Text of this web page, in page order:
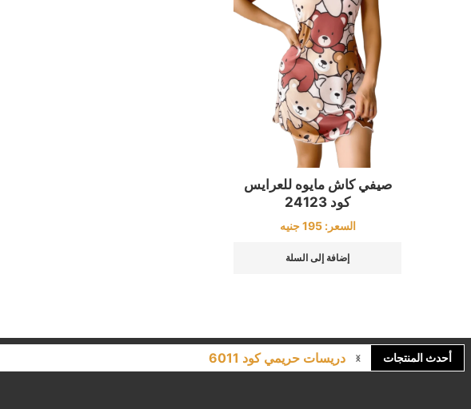
صيفي كاش مايوه للعرايس
كود 24123
السعر:195 جنيه
إضافة إلى السلة
أحدث المنتجات
دريسات حريمي كود 6011